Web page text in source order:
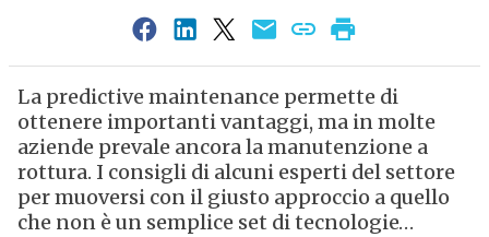
La predictive maintenance permette di
ottenere importanti vantaggi, ma in molte
aziende prevale ancora la manutenzione a
rottura. I consigli di alcuni esperti del settore
per muoversi con il giusto approccio a quello
che non è un semplice set di tecnologie…